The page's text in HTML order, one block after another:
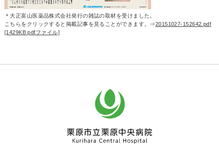
＊大正富山医薬品株式会社発行の雑誌の取材を受けました。
こちらをクリックすると掲載記事を見ることができます。⇒20151027-152642.pdf
[1429KB pdfファイル]